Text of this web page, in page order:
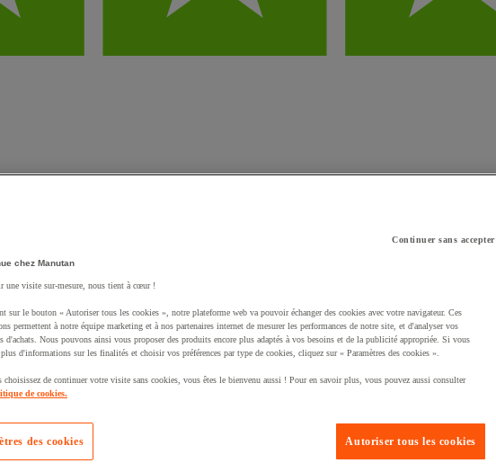
un produit à votre panier :
Continuer sans accepter
chez Manutan
une visite sur-mesure, nous tient à cœur !
sur le bouton « Autoriser tous les cookies », notre plateforme web va pouvoir échanger des cookies avec votre navigateur. Ces
permettent à notre équipe marketing et à nos partenaires internet de mesurer les performances de notre site, et d'analyser vos
d'achats. Nous pouvons ainsi vous proposer des produits encore plus adaptés à vos besoins et de la publicité appropriée. Si vous
d'informations sur les finalités et choisir vos préférences par type de cookies, cliquez sur « Paramètres des cookies ».
choisissez de continuer votre visite sans cookies, vous êtes le bienvenu aussi ! Pour en savoir plus, vous pouvez aussi consulter
de cookies.
Autoriser tous les cookies
des cookies